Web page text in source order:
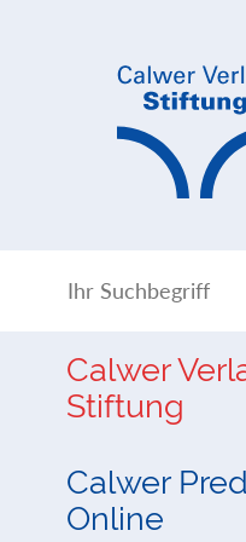
Calwer
Stiftung
Calwer
Online